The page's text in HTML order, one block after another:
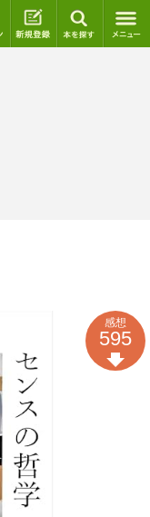
ログイン 新規登録
感想
595